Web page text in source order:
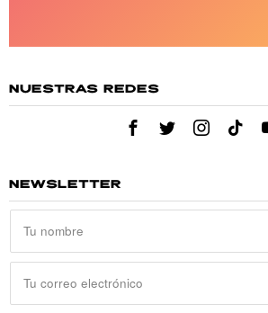
NUESTRAS REDES
NEWSLETTER